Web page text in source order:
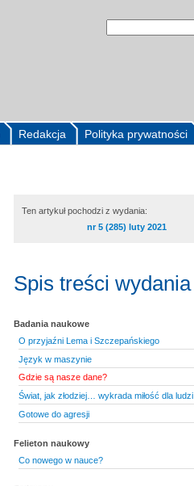
Polityka prywatności
Redakcja
Ten artykuł pochodzi z wydania:
nr 5 (285) luty 2021
Spis treści wydania
Badania naukowe
O przyjaźni Lema i Szczepańskiego
Język w maszynie
Gdzie są nasze dane?
Świat, jak złodziej… wykrada miłość dla ludzi
Gotowe do agresji
Felieton naukowy
Co nowego w nauce?